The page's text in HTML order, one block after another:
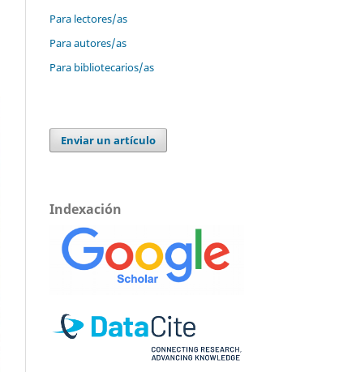
Para lectores/as
Para autores/as
Para bibliotecarios/as
Enviar un artículo
Indexación